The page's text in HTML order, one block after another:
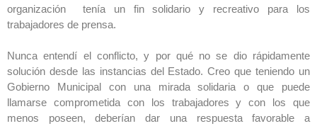
organización tenía un fin solidario y recreativo para los
trabajadores de prensa.
Nunca entendí el conflicto, y por qué no se dio rápidamente
solución desde las instancias del Estado. Creo que teniendo un
Gobierno Municipal con una mirada solidaria o que puede
llamarse comprometida con los trabajadores y con los que
menos poseen, deberían dar una respuesta favorable a